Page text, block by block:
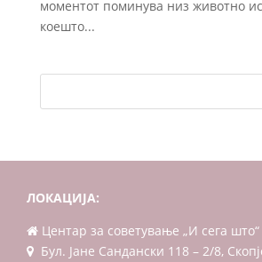
моментот поминува низ животно
коешто...
ЛОКАЦИЈА:
Центар за советување „И сега што“
Бул. Јане Сандански 118 – 2/8,